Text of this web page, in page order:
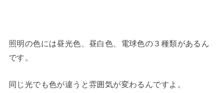
照明の色には昼光色、昼白色、電球色の３種類があるん
です。
同じ光でも色が違うと雰囲気が変わるんですよ。